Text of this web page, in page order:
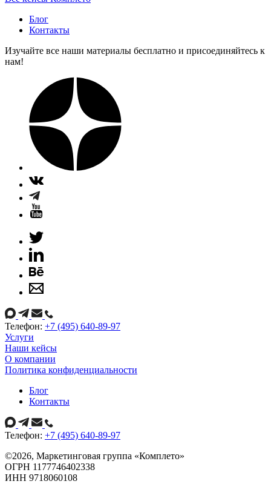
Блог
Контакты
Изучайте все наши материалы бесплатно и присоединяйтесь к
нам!
Телефон: +7 (495) 640-89-97
Услуги
Наши кейсы
О компании
Политика конфиденциальности
Блог
Контакты
Телефон: +7 (495) 640-89-97
©2026, Маркетинговая группа «Комплето»
ОГРН 1177746402338
ИНН 9718060108